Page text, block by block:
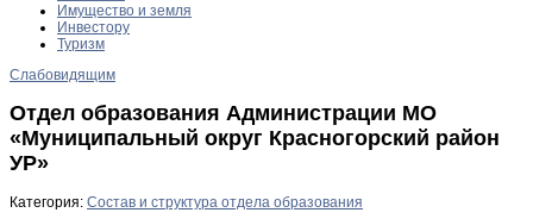
Имущество и земля
Инвестору
Туризм
Слабовидящим
Отдел образования Администрации МО
«Муниципальный округ Красногорский район
УР»
Категория: Состав и структура отдела образования